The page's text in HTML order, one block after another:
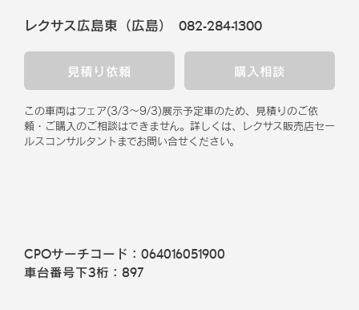
レクサス広島東（広島） 082-284-1300
見積り依頼 購入相談
この車両はフェア(3/3～9/3)展示予定車のため、見積りのご依
頼・ご購入のご相談はできません。 詳しくは、レクサス販売店セー
ルスコンサルタントまでお問い合せください。
CPOサーチコード： 064016051900
車台番号下3桁： 897